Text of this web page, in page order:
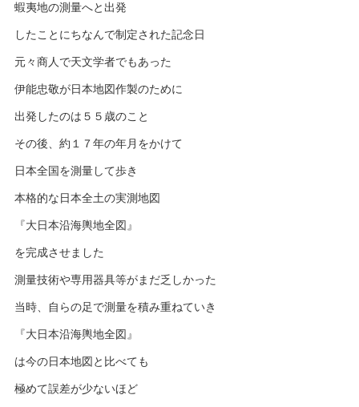
蝦夷地の測量へと出発
したことにちなんで制定された記念日
元々商人で天文学者でもあった
伊能忠敬が日本地図作製のために
出発したのは５５歳のこと
その後、約１７年の年月をかけて
日本全国を測量して歩き
本格的な日本全土の実測地図
『大日本沿海輿地全図』
を完成させました
測量技術や専用器具等がまだ乏しかった
当時、自らの足で測量を積み重ねていき
『大日本沿海輿地全図』
は今の日本地図と比べても
極めて誤差が少ないほど